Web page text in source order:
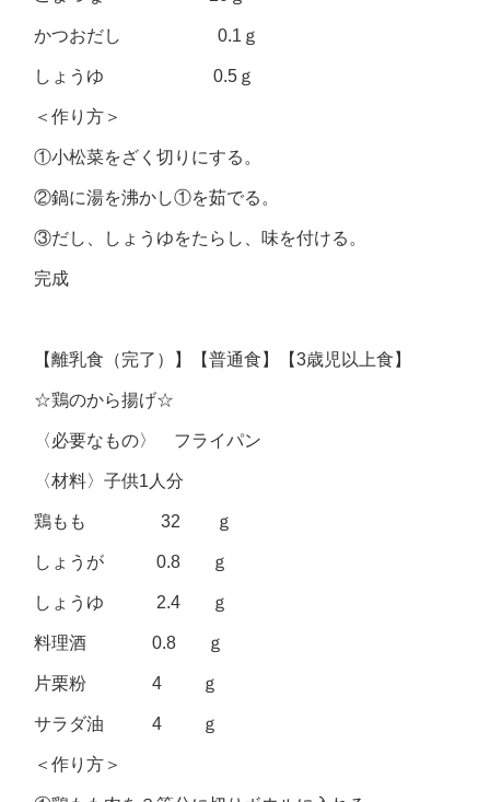
かつおだし 0.1ｇ
しょうゆ 0.5ｇ
＜作り方＞
①小松菜をざく切りにする。
②鍋に湯を沸かし①を茹でる。
③だし、しょうゆをたらし、味を付ける。
完成
【離乳食（完了）】【普通食】【3歳児以上食】
☆鶏のから揚げ☆
〈必要なもの〉 フライパン
〈材料〉子供1人分
鶏もも 32 ｇ
しょうが 0.8 ｇ
しょうゆ 2.4 ｇ
料理酒 0.8 ｇ
片栗粉 4 ｇ
サラダ油 4 ｇ
＜作り方＞